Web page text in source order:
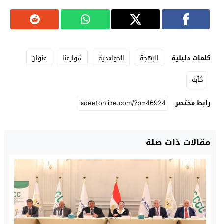
كلمات دليلية البهجة الحوامدية شوارعنا
عنوان
كآبة
رابط مختصر
مقالات ذات صلة